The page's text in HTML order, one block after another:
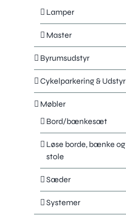
Lamper
Master
Byrumsudstyr
Cykelparkering & Udstyr
Møbler
Bord/bænkesæt
Løse borde, bænke og
stole
Sæder
Systemer